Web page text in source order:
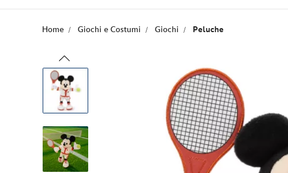
Home Giochi e Costumi Giochi Peluche